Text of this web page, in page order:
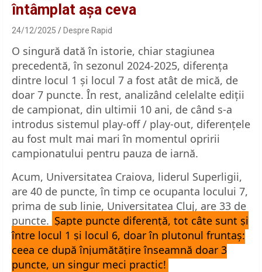
întâmplat așa ceva
24/12/2025 Despre Rapid
O singură dată în istorie, chiar stagiunea
precedentă, în sezonul 2024-2025, diferența
dintre locul 1 și locul 7 a fost atât de mică, de
doar 7 puncte. În rest, analizând celelalte ediții
de campionat, din ultimii 10 ani, de când s-a
introdus sistemul play-off / play-out, diferențele
au fost mult mai mari în momentul opririi
campionatului pentru pauza de iarnă.
Acum, Universitatea Craiova, liderul Superligii,
are 40 de puncte, în timp ce ocupanta locului 7,
prima de sub linie, Universitatea Cluj, are 33 de
puncte. Șapte puncte diferență, tot câte sunt și
între locul 1 și locul 6, doar în plutonul fruntaș:
ceea ce după înjumătățire înseamnă doar 3
puncte, un singur meci practic!